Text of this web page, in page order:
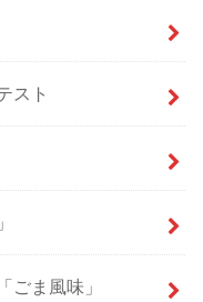
スト
ごま風味」